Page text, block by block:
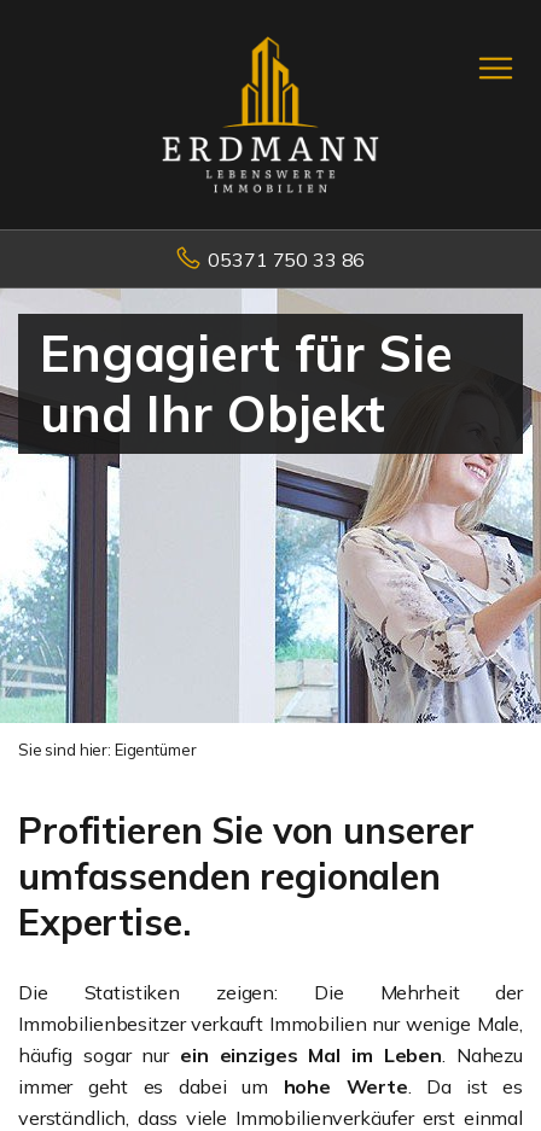
05371 750 33 86
Engagiert für Sie
und Ihr Objekt
Sie sind hier: Eigentümer
Profitieren Sie von unserer
umfassenden regionalen
Expertise.
Die Statistiken zeigen: Die Mehrheit der
Immobilienbesitzer verkauft Immobilien nur wenige Male,
häufig sogar nur ein einziges Mal im Leben. Nahezu
immer geht es dabei um hohe Werte. Da ist es
verständlich, dass viele Immobilienverkäufer erst einmal